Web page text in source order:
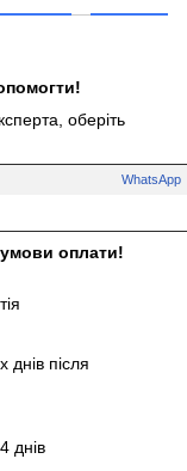
оберіть
WhatsApp
оплати!
днів після
днів